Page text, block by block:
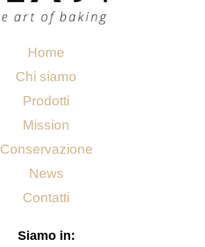
Home
Chi siamo
Prodotti
Mission
Conservazione
News
Contatti
Siamo in: